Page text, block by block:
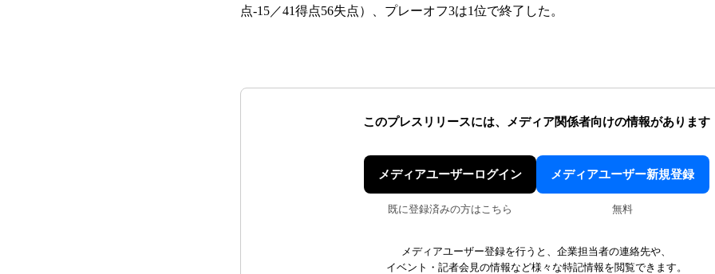
点-15／41得点56失点）、プレーオフ3は1位で終了した。
このプレスリリースには、 メディア関係者向けの情報があります
メディアユーザーログイン
既に登録済みの方はこちら
メディアユーザー新規登録
無料
メディアユーザー登録を行うと、企業担当者の連絡先や、
イベント・記者会見の情報など様々な特記情報を閲覧できます。